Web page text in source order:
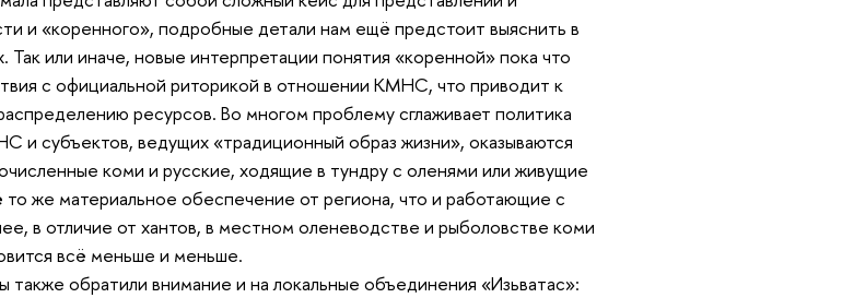
и «коренного», подробные детали нам ещё предстоит выяснить в
Так или иначе, новые интерпретации понятия «коренной» пока что
с официальной риторикой в отношении КМНС, что приводит к
ресурсов. Во многом проблему сглаживает политика
и субъектов, ведущих «традиционный образ жизни», оказываются
коми и русские, ходящие в тундру с оленями или живущие
то же материальное обеспечение от региона, что и работающие с
в отличие от хантов, в местном оленеводстве и рыболовстве коми
всё меньше и меньше.
также обратили внимание и на локальные объединения «Изьватас»: